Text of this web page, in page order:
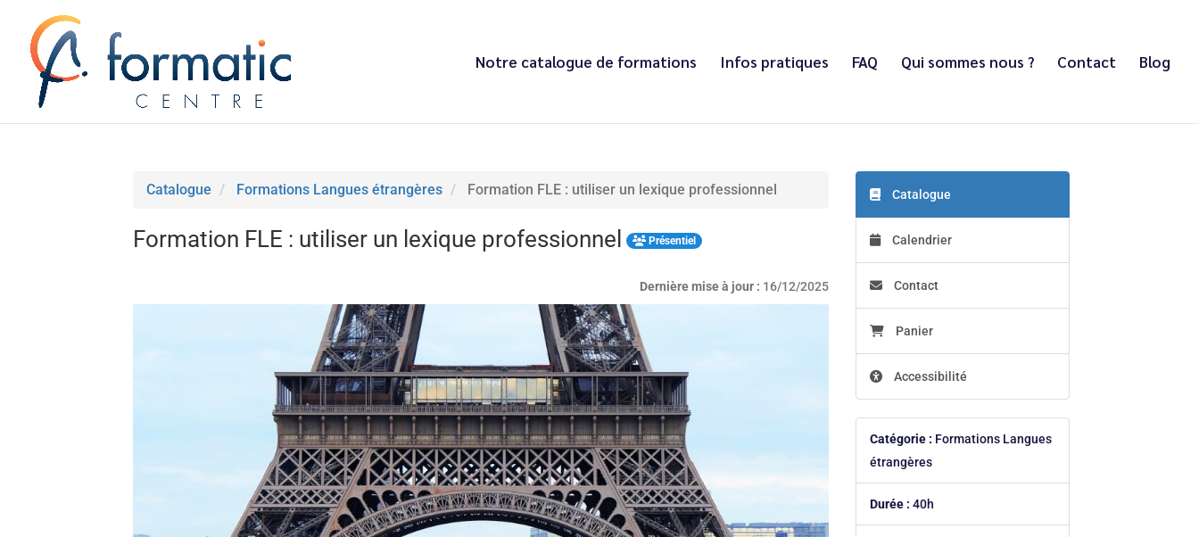
Notre catalogue de formations Infos pratiques FAQ Qui sommes nous ? Contact Blog
Catalogue Formations Langues étrangères Formation FLE : utiliser un lexique professionnel
Formation FLE : utiliser un lexique professionnel Présentiel
Dernière mise à jour : 16/12/2025
Catalogue
Calendrier
Contact
Panier
Accessibilité
Catégorie : Formations Langues
étrangères
Durée : 40h